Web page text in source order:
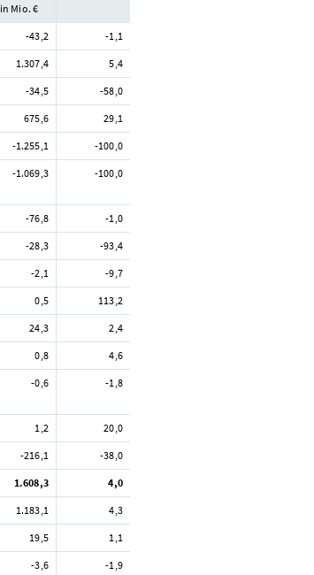
in Mio. €
-43,2 -1,1
1.307,4 5,4
-34,5 -58,0
675,6 29,1
-1.255,1 -100,0
-1.069,3 -100,0
-76,8 -1,0
-28,3 -93,4
-2,1 -9,7
0,5 113,2
24,3 2,4
0,8 4,6
-0,6 -1,8
1,2 20,0
-216,1 -38,0
1.608,3 4,0
1.183,1 4,3
19,5 1,1
-3,6 -1,9